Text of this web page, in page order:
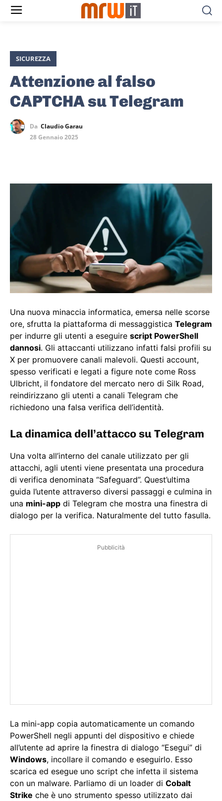
SICUREZZA
Attenzione al falso
CAPTCHA su Telegram
Da Claudio Garau
28 Gennaio 2025
Una nuova minaccia informatica, emersa nelle scorse
ore, sfrutta la piattaforma di messaggistica Telegram
per indurre gli utenti a eseguire script PowerShell
dannosi. Gli attaccanti utilizzano infatti falsi profili su
X per promuovere canali malevoli. Questi account,
spesso verificati e legati a figure note come Ross
Ulbricht, il fondatore del mercato nero di Silk Road,
reindirizzano gli utenti a canali Telegram che
richiedono una falsa verifica dell’identità.
La dinamica dell’attacco su Telegram
Una volta all’interno del canale utilizzato per gli
attacchi, agli utenti viene presentata una procedura
di verifica denominata “Safeguard”. Quest’ultima
guida l’utente attraverso diversi passaggi e culmina in
una mini-app di Telegram che mostra una finestra di
dialogo per la verifica. Naturalmente del tutto fasulla.
Pubblicità
La mini-app copia automaticamente un comando
PowerShell negli appunti del dispositivo e chiede
all’utente ad aprire la finestra di dialogo “Esegui” di
Windows, incollare il comando e eseguirlo. Esso
scarica ed esegue uno script che infetta il sistema
con un malware. Parliamo di un loader di Cobalt
Strike che è uno strumento spesso utilizzato dai